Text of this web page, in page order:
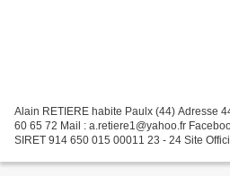
Alain RETIERE habite Paulx (44) Adresse
60 65 72 Mail : a.retiere1@yahoo.fr
SIRET 914 650 015 00011 23 - 24 Site